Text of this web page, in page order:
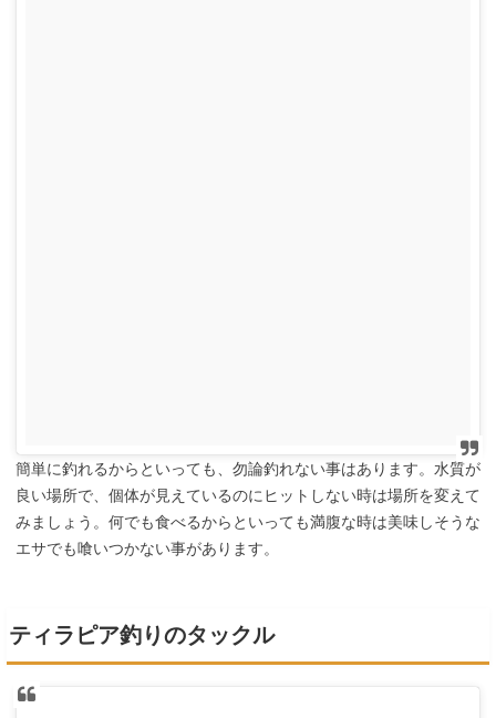
簡単に釣れるからといっても、勿論釣れない事はあります。水質が
良い場所で、個体が見えているのにヒットしない時は場所を変えて
みましょう。何でも食べるからといっても満腹な時は美味しそうな
エサでも喰いつかない事があります。
ティラピア釣りのタックル